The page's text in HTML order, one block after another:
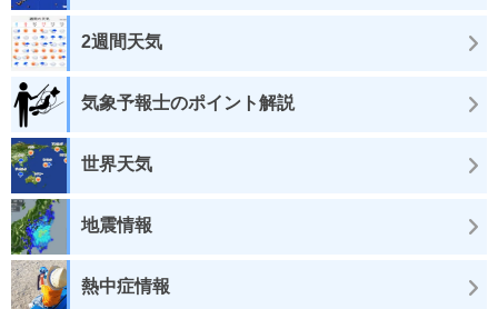
2週間天気
気象予報士のポイント解説
世界天気
地震情報
熱中症情報